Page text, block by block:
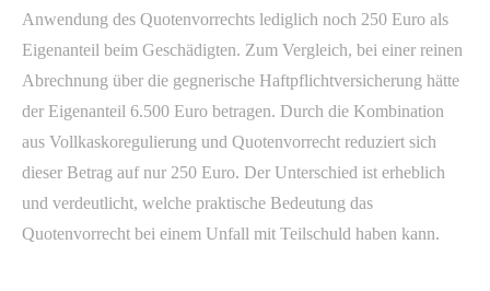
Anwendung des Quotenvorrechts lediglich noch 250 Euro als
Eigenanteil beim Geschädigten. Zum Vergleich, bei einer reinen
Abrechnung über die gegnerische Haftpflichtversicherung hätte
der Eigenanteil 6.500 Euro betragen. Durch die Kombination
aus Vollkaskoregulierung und Quotenvorrecht reduziert sich
dieser Betrag auf nur 250 Euro. Der Unterschied ist erheblich
und verdeutlicht, welche praktische Bedeutung das
Quotenvorrecht bei einem Unfall mit Teilschuld haben kann.